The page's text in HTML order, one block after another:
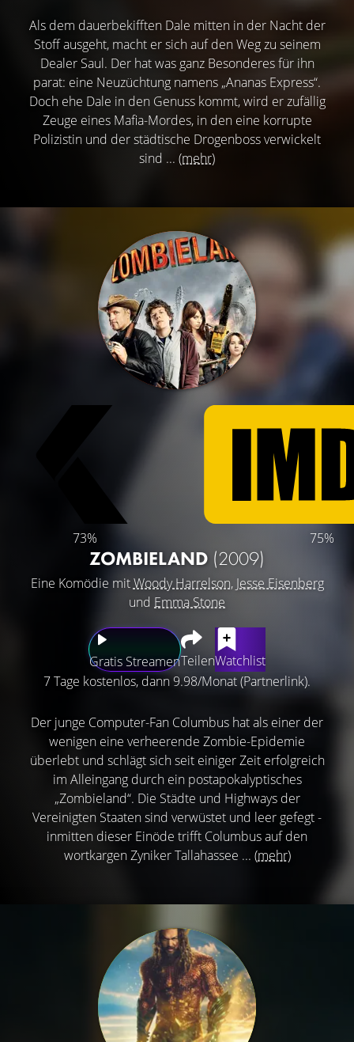
Als dem dauerbekifften Dale mitten in der Nacht der
Stoff ausgeht, macht er sich auf den Weg zu seinem
Dealer Saul. Der hat was ganz Besonderes für ihn
parat: eine Neuzüchtung namens „Ananas Express“.
Doch ehe Dale in den Genuss kommt, wird er zufällig
Zeuge eines Mafia-Mordes, in den eine korrupte
Polizistin und der städtische Drogenboss verwickelt
sind ... (mehr)
73% 75%
ZOMBIELAND (2009)
Eine Komödie mitWoody Harrelson, Jesse Eisenberg
und Emma Stone
Gratis StreamenTeilenWatchlist
7 Tage kostenlos, dann 9.98/Monat (Partnerlink).
Der junge Computer-Fan Columbus hat als einer der
wenigen eine verheerende Zombie-Epidemie
überlebt und schlägt sich seit einiger Zeit erfolgreich
im Alleingang durch ein postapokalyptisches
„Zombieland“. Die Städte und Highways der
Vereinigten Staaten sind verwüstet und leer gefegt -
inmitten dieser Einöde trifft Columbus auf den
wortkargen Zyniker Tallahassee ... (mehr)